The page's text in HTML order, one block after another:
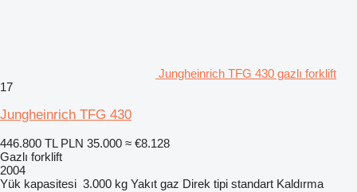
Jungheinrich TFG 430 gazlı forklift
17
Jungheinrich TFG 430
446.800 TL PLN 35.000 ≈ €8.128
Gazlı forklift
2004
Yük kapasitesi 3.000 kg Yakıt gaz Direk tipi standart Kaldırma